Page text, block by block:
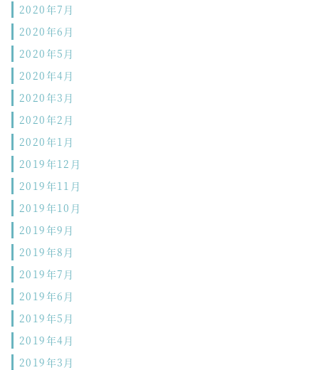
2020年7月
2020年6月
2020年5月
2020年4月
2020年3月
2020年2月
2020年1月
2019年12月
2019年11月
2019年10月
2019年9月
2019年8月
2019年7月
2019年6月
2019年5月
2019年4月
2019年3月